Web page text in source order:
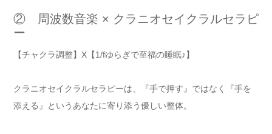
② 周波数音楽 × クラニオセイクラルセラピ
ー
【チャクラ調整】X【1/fゆらぎで至福の睡眠♪】
クラニオセイクラルセラピーは、『手で押す』ではなく『手を
添える』というあなたに寄り添う優しい整体。